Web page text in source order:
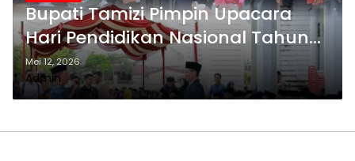
Bupati Tamizi Pimpin Upacara
Hari Pendidikan Nasional Tahun
2026
Mei 12, 2026
Admin